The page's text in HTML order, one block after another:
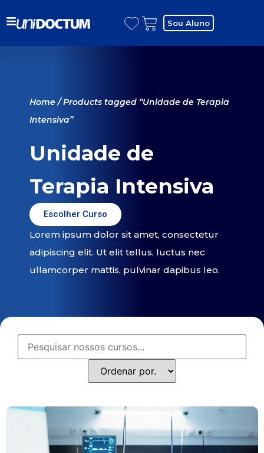
Sou Aluno
Home/ Products tagged “Unidade de Terapia
Intensiva”
Unidade de
Terapia Intensiva
Escolher Curso
Lorem ipsum dolor sit amet, consectetur
adipiscing elit. Ut elit tellus, luctus nec
ullamcorper mattis, pulvinar dapibus leo.